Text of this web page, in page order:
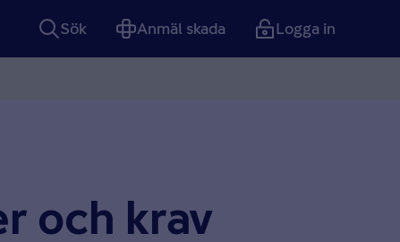
Sök Anmäl skada Logga in
och krav